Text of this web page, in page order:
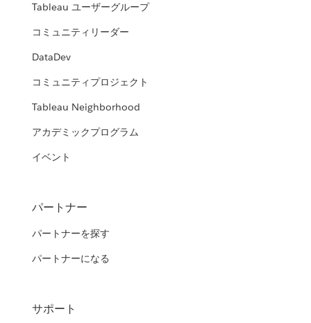
Tableau ユーザーグループ
コミュニティリーダー
DataDev
コミュニティプロジェクト
Tableau Neighborhood
アカデミックプログラム
イベント
パートナー
パートナーを探す
パートナーになる
サポート